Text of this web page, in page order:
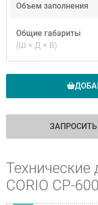
Объем заполнения
Общие габариты
(Ш × Д × В)
CORIO CP-